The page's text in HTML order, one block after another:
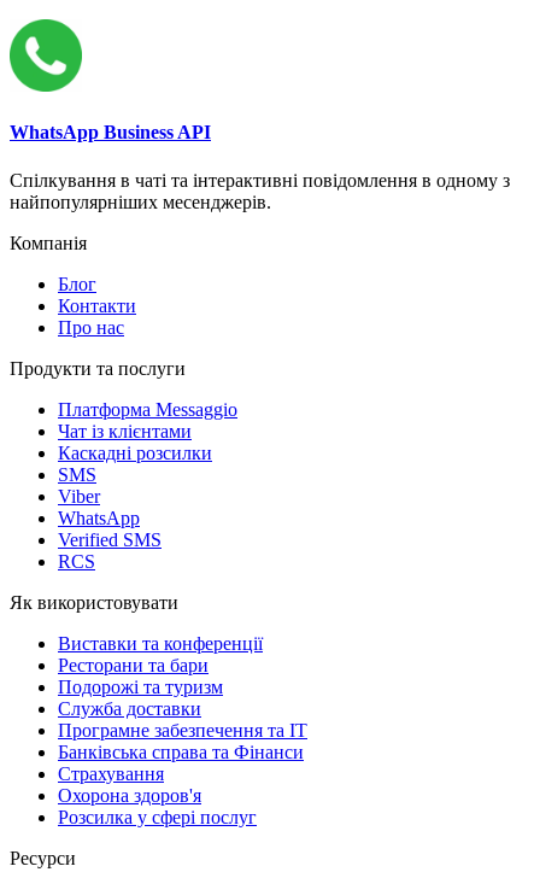
WhatsApp Business API
Спілкування в чаті та інтерактивні повідомлення в одному з
найпопулярніших месенджерів.
Компанія
Блог
Контакти
Про нас
Продукти та послуги
Платформа Messaggio
Чат із клієнтами
Каскадні розсилки
SMS
Viber
WhatsApp
Verified SMS
RCS
Як використовувати
Виставки та конференції
Ресторани та бари
Подорожі та туризм
Служба доставки
Програмне забезпечення та IT
Банківська справа та Фінанси
Страхування
Охорона здоров'я
Розсилка у сфері послуг
Ресурси